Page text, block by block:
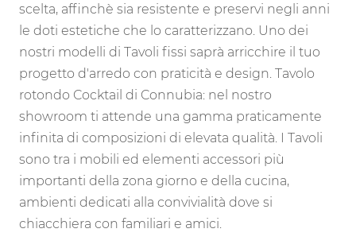
scelta, affinchè sia resistente e preservi negli anni
le doti estetiche che lo caratterizzano. Uno dei
nostri modelli di Tavoli fissi saprà arricchire il tuo
progetto d'arredo con praticità e design. Tavolo
rotondo Cocktail di Connubia: nel nostro
showroom ti attende una gamma praticamente
infinita di composizioni di elevata qualità. I Tavoli
sono tra i mobili ed elementi accessori più
importanti della zona giorno e della cucina,
ambienti dedicati alla convivialità dove si
chiacchiera con familiari e amici.